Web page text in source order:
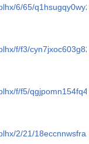
6/65/
f/f3/
f/f5/
2/21/